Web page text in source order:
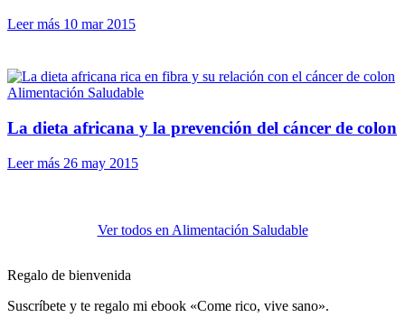
Leer más 10 mar 2015
Alimentación Saludable
La dieta africana y la prevención del cáncer de colon
Leer más 26 may 2015
Ver todos en Alimentación Saludable
Regalo de bienvenida
Suscríbete y te regalo mi ebook «Come rico, vive sano».